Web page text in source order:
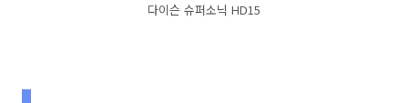
다이슨 슈퍼소닉 HD15